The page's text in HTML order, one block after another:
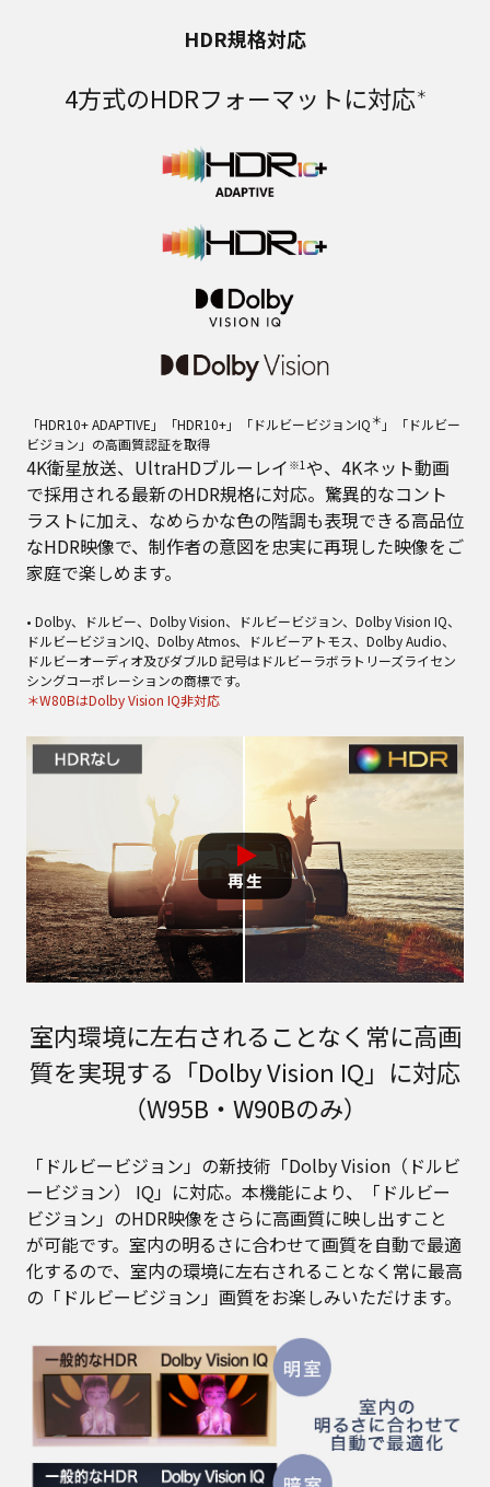
HDR規格対応
4方式のHDRフォーマットに対応 ＊
「HDR10+ ADAPTIVE」「HDR10+」「ドルビービジョンIQ ＊ 」「ドルビー
ビジョン」の高画質認証を取得
4K衛星放送、UltraHDブルーレイ ※1 や、4Kネット動画
で採用される最新のHDR規格に対応。驚異的なコント
ラストに加え、なめらかな色の階調も表現できる高品位
なHDR映像で、制作者の意図を忠実に再現した映像をご
家庭で楽しめます。
• Dolby、ドルビー、Dolby Vision、ドルビービジョン、Dolby Vision IQ、
ドルビービジョンIQ、Dolby Atmos、ドルビーアトモス、Dolby Audio、
ドルビーオーディオ及びダブルD 記号はドルビーラボラトリーズライセン
シングコーポレーションの商標です。
＊W80BはDolby Vision IQ非対応
室内環境に左右されることなく常に高画
質を実現する「Dolby Vision IQ」に対応
（W95B・W90Bのみ）
「ドルビービジョン」の新技術「Dolby Vision（ドルビ
ービジョン） IQ」に対応。本機能により、「ドルビー
ビジョン」のHDR映像をさらに高画質に映し出すこと
が可能です。室内の明るさに合わせて画質を自動で最適
化するので、室内の環境に左右されることなく常に最高
の「ドルビービジョン」画質をお楽しみいただけます。